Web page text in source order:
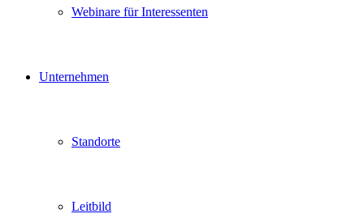
Webinare für Interessenten
Unternehmen
Standorte
Leitbild